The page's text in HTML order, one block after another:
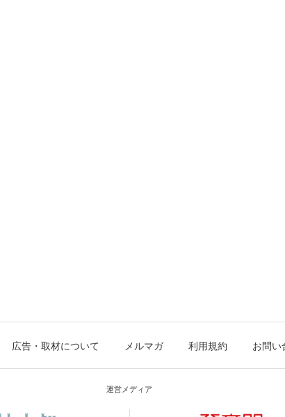
広告・取材について メルマガ 利用規約 お問い
運営メディア